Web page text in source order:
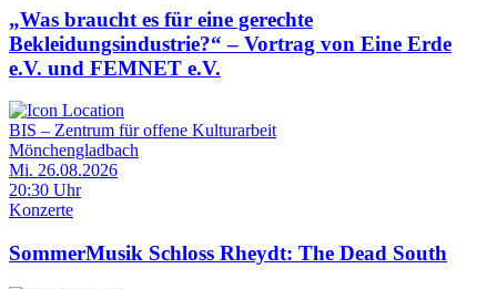
„Was braucht es für eine gerechte
Bekleidungsindustrie?“ – Vortrag von Eine Erde
e.V. und FEMNET e.V.
BIS – Zentrum für offene Kulturarbeit
Mönchengladbach
Mi. 26.08.2026
20:30 Uhr
Konzerte
SommerMusik Schloss Rheydt: The Dead South